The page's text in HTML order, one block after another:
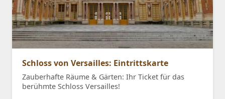
Schloss von Versailles: Eintrittskarte
Zauberhafte Räume & Gärten: Ihr Ticket für das
berühmte Schloss Versailles!